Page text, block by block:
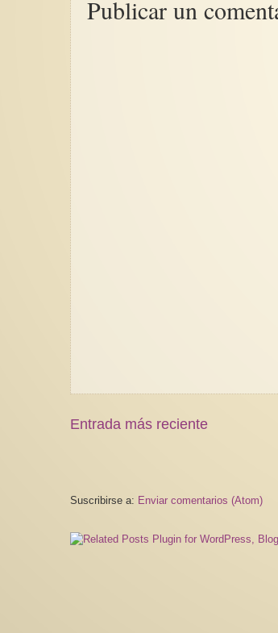
Publicar un
Entrada más reciente
Suscribirse a: Enviar comentarios (Atom)